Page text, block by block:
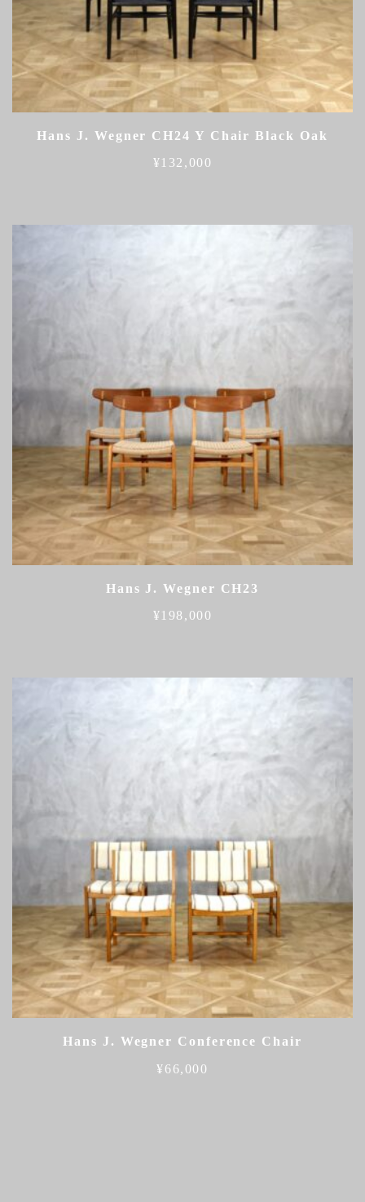
Hans J. Wegner CH24 Y Chair Black Oak
¥132,000
Hans J. Wegner CH23
¥198,000
Hans J. Wegner Conference Chair
¥66,000